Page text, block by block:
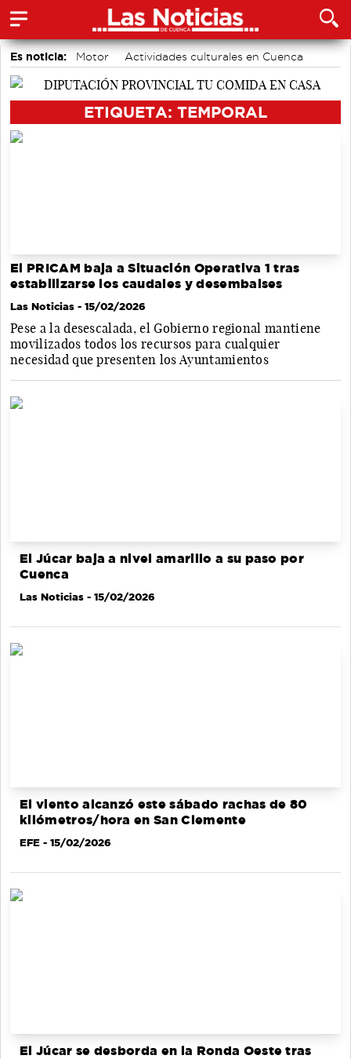
Es noticia: Motor
Actividades culturales en Cuenca
accidentes laborales
ETIQUETA: TEMPORAL
El PRICAM baja a Situación Operativa 1 tras
estabilizarse los caudales y desembalses
Las Noticias - 15/02/2026
Pese a la desescalada, el Gobierno regional mantiene
movilizados todos los recursos para cualquier
necesidad que presenten los Ayuntamientos
El Júcar baja a nivel amarillo a su paso por
Cuenca
Las Noticias - 15/02/2026
El viento alcanzó este sábado rachas de 80
kilómetros/hora en San Clemente
EFE - 15/02/2026
El Júcar se desborda en la Ronda Oeste tras